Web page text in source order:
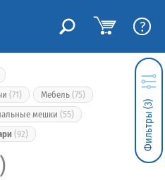
?
(71) Мебель (75)
мешки (55)
(92) Фильтры (3)